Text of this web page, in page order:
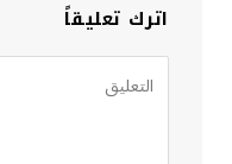
اترك تعليقاً